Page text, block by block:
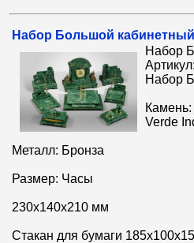
Набор Большой кабинетный
Набор
Набор
Verde
Металл: Бронза
Размер: Часы
230x140x210 мм
Стакан для бумаги